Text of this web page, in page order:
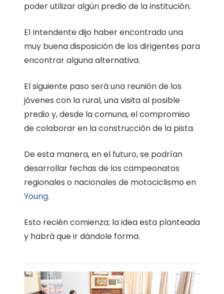
poder utilizar algún predio de la institución.
El Intendente dijo haber encontrado una
muy buena disposición de los dirigentes para
encontrar alguna alternativa.
El siguiente paso será una reunión de los
jóvenes con la rural, una visita al posible
predio y, desde la comuna, el compromiso
de colaborar en la construcción de la pista.
De esta manera, en el futuro, se podrían
desarrollar fechas de los campeonatos
regionales o nacionales de motociclismo en
Young.
Esto recién comienza; la idea esta planteada
y habrá que ir dándole forma.